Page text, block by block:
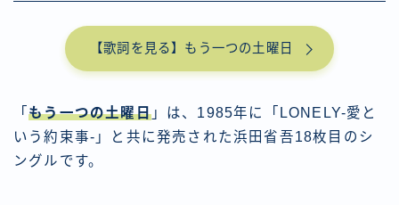
【歌詞を見る】もう一つの土曜日
「もう一つの土曜日」は、1985年に「LONELY-愛と
いう約束事-」と共に発売された浜田省吾18枚目のシ
ングルです。